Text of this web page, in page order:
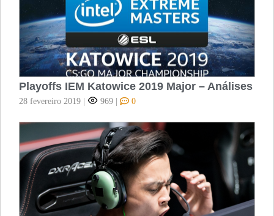
Playoffs IEM Katowice 2019 Major – Análises
28 fevereiro 2019 | 969 | 0